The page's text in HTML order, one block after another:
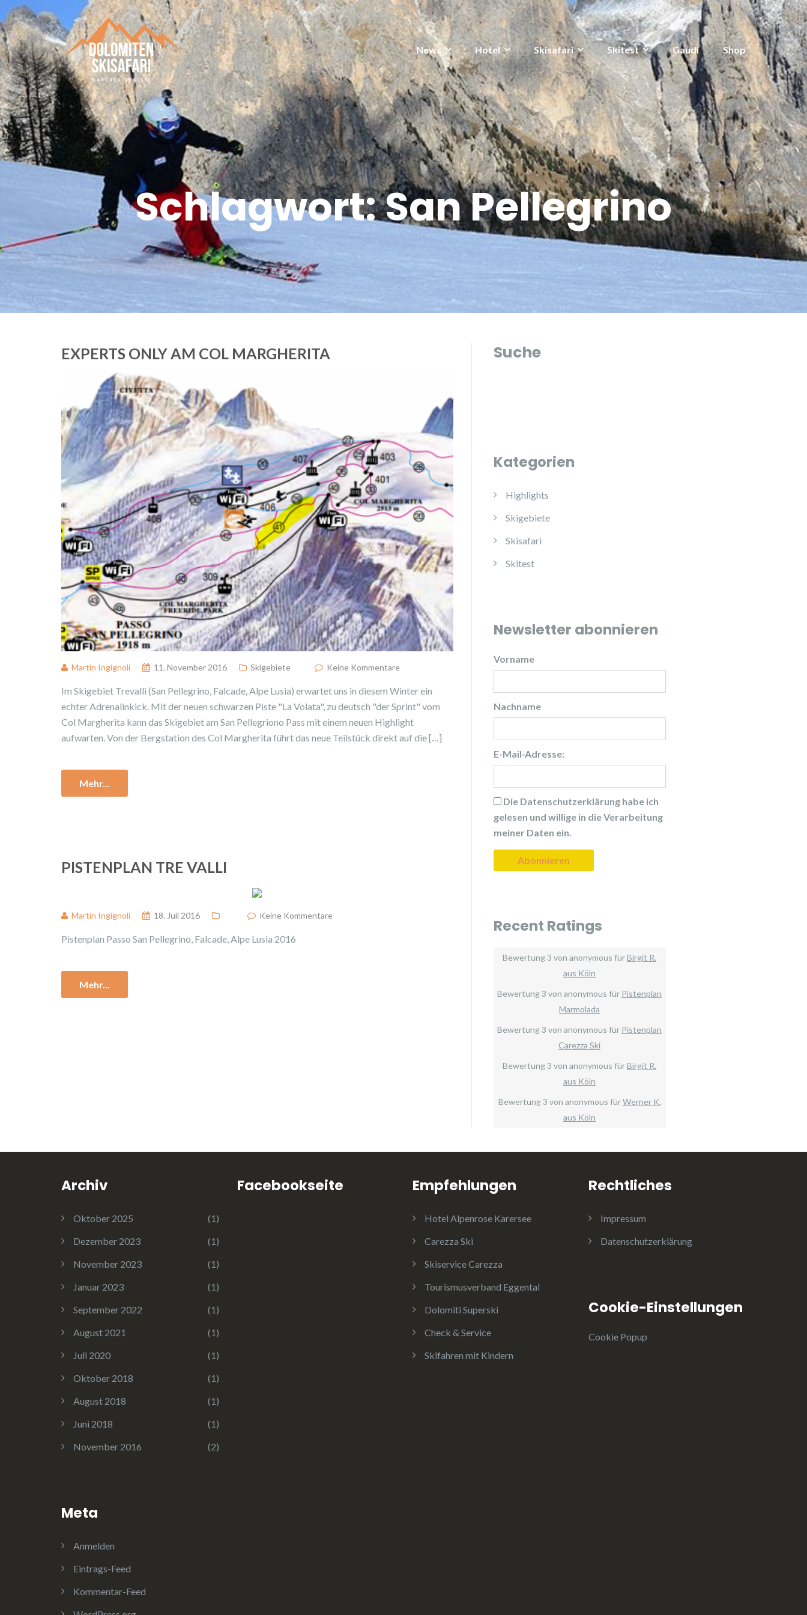
News Hotel Skisafari Skitest Gaudi Shop
Schlagwort:San Pellegrino
EXPERTS ONLY AM COL MARGHERITA
Martin Ingignoli 11. November 2016 Skigebiete Keine Kommentare
Im Skigebiet Trevalli (San Pellegrino, Falcade, Alpe Lusia) erwartet uns in diesem Winter ein
echter Adrenalinkick. Mit der neuen schwarzen Piste "La Volata", zu deutsch "der Sprint" vom
Col Margherita kann das Skigebiet am San Pellegriono Pass mit einem neuen Highlight
aufwarten. Von der Bergstation des Col Margherita führt das neue Teilstück direkt auf die […]
Mehr...
PISTENPLAN TRE VALLI
Martin Ingignoli 18. Juli 2016 Keine Kommentare
Pistenplan Passo San Pellegrino, Falcade, Alpe Lusia 2016
Mehr...
Suche
Kategorien
Highlights
Skigebiete
Skisafari
Skitest
Newsletter abonnieren
Vorname
Nachname
E-Mail-Adresse:
Die Datenschutzerklärunghabe ich
gelesen und willige in die Verarbeitung
meiner Daten ein.
Recent Ratings
Bewertung3 von anonymous fürBirgit R.
aus Köln
Bewertung3 von anonymous für Pistenplan
Marmolada
Bewertung3 von anonymous für Pistenplan
Carezza Ski
Bewertung3 von anonymous fürBirgit R.
aus Köln
Bewertung3 von anonymous für Werner K.
aus Köln
Archiv
Oktober 2025
(1)
Dezember 2023
(1)
November 2023
(1)
Januar 2023
(1)
September 2022
(1)
August 2021
(1)
Juli 2020
(1)
Oktober 2018
(1)
August 2018
(1)
Juni 2018
(1)
November 2016
(2)
Meta
Anmelden
Eintrags-Feed
Kommentar-Feed
Facebookseite Empfehlungen
Hotel Alpenrose Karersee
Carezza Ski
Skiservice Carezza
Tourismusverband Eggental
Dolomiti Superski
Check & Service
Skifahren mit Kindern
Rechtliches
Impressum
Datenschutzerklärung
Cookie-Einstellungen
Cookie Popup